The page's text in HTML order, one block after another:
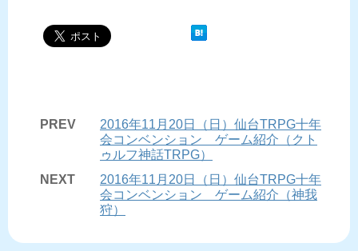
PREV
2016年11月20日（日）仙台TRPG十年
会コンベンション ゲーム紹介（クト
ゥルフ神話TRPG）
NEXT
2016年11月20日（日）仙台TRPG十年
会コンベンション ゲーム紹介（神我
狩）